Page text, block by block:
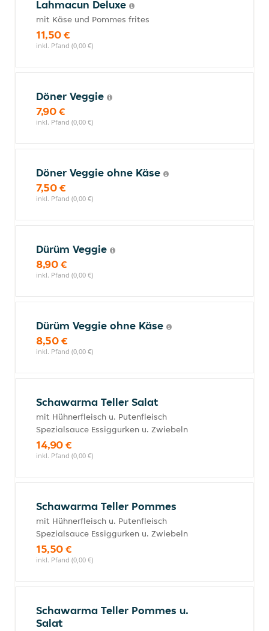
Lahmacun Deluxe
mit Käse und Pommes frites
11,50 €
inkl. Pfand (0,00 €)
Döner Veggie
7,90 €
inkl. Pfand (0,00 €)
Döner Veggie ohne Käse
7,50 €
inkl. Pfand (0,00 €)
Dürüm Veggie
8,90 €
inkl. Pfand (0,00 €)
Dürüm Veggie ohne Käse
8,50 €
inkl. Pfand (0,00 €)
Schawarma Teller Salat
mit Hühnerfleisch u. Putenfleisch
Spezialsauce Essiggurken u. Zwiebeln
14,90 €
inkl. Pfand (0,00 €)
Schawarma Teller Pommes
mit Hühnerfleisch u. Putenfleisch
Spezialsauce Essiggurken u. Zwiebeln
15,50 €
inkl. Pfand (0,00 €)
Schawarma Teller Pommes u.
Salat